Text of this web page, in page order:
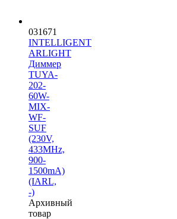
031671
INTELLIGENT
ARLIGHT
Диммер
TUYA-
202-
60W-
MIX-
WF-
SUF
(230V,
433MHz,
900-
1500mA)
(IARL,
-)
Архивный
товар